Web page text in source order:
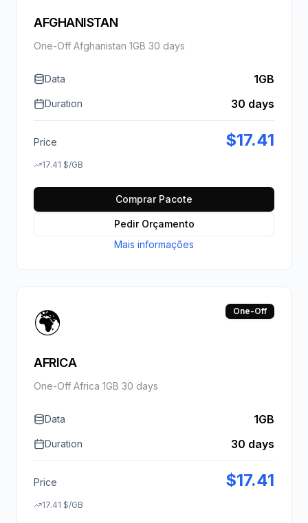
AFGHANISTAN
One-Off Afghanistan 1GB 30 days
Data 1GB
Duration 30 days
Price $17.41
17.41 $/GB
Comprar Pacote
Pedir Orçamento
Mais informações
🌍 One-Off
AFRICA
One-Off Africa 1GB 30 days
Data 1GB
Duration 30 days
Price $17.41
17.41 $/GB